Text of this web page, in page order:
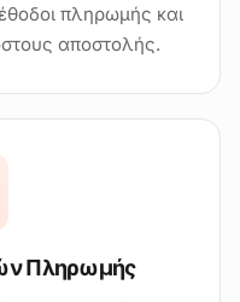
πληρωμής και
αποστολής.
Πληρωμής